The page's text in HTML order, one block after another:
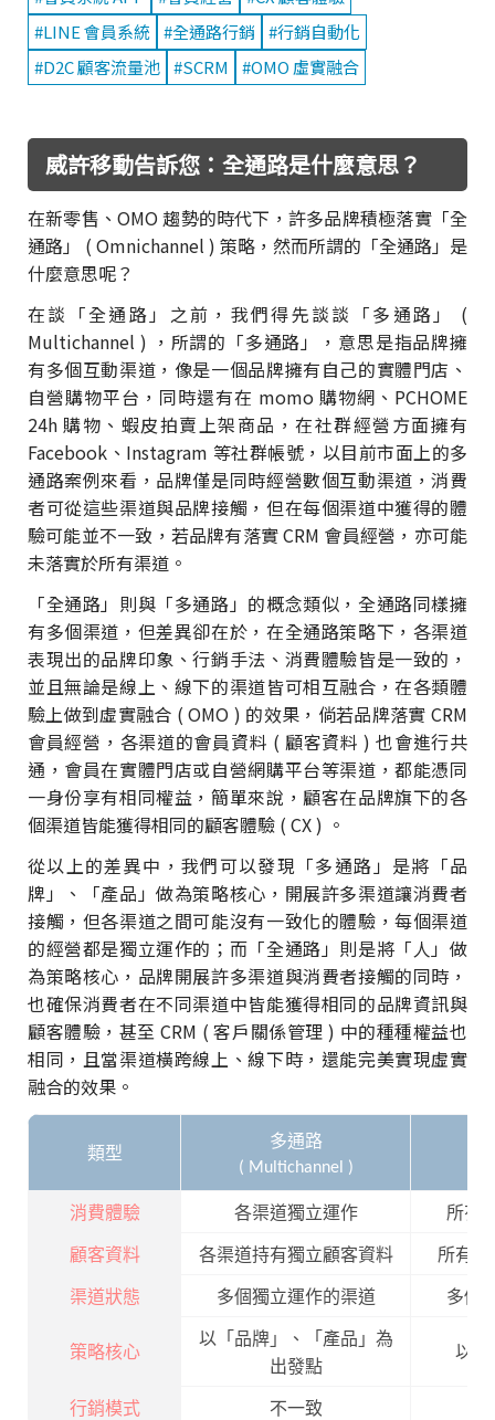
#LINE 會員系統 #全通路行銷
#行銷自動化
#D2C 顧客流量池 #SCRM #OMO 虛實融合
威許移動告訴您：全通路是什麼意思？
在新零售、OMO 趨勢的時代下，許多品牌積極落實「全
通路」 ( Omnichannel ) 策略，然而所謂的「全通路」是
什麼意思呢？
在談「全通路」之前，我們得先談談「多通路」 (
Multichannel ) ，所謂的「多通路」，意思是指品牌擁
有多個互動渠道，像是一個品牌擁有自己的實體門店、
自營購物平台，同時還有在 momo 購物網、PCHOME
24h 購物、蝦皮拍賣上架商品，在社群經營方面擁有
Facebook、Instagram 等社群帳號，以目前市面上的多
通路案例來看，品牌僅是同時經營數個互動渠道，消費
者可從這些渠道與品牌接觸，但在每個渠道中獲得的體
驗可能並不一致，若品牌有落實 CRM 會員經營，亦可能
未落實於所有渠道。
「全通路」則與「多通路」的概念類似，全通路同樣擁
有多個渠道，但差異卻在於，在全通路策略下，各渠道
表現出的品牌印象、行銷手法、消費體驗皆是一致的，
並且無論是線上、線下的渠道皆可相互融合，在各類體
驗上做到虛實融合 ( OMO ) 的效果，倘若品牌落實 CRM
會員經營，各渠道的會員資料 ( 顧客資料 ) 也會進行共
通，會員在實體門店或自營網購平台等渠道，都能憑同
一身份享有相同權益，簡單來說，顧客在品牌旗下的各
個渠道皆能獲得相同的顧客體驗 ( CX ) 。
從以上的差異中，我們可以發現「多通路」是將「品
牌」、「產品」做為策略核心，開展許多渠道讓消費者
接觸，但各渠道之間可能沒有一致化的體驗，每個渠道
的經營都是獨立運作的；而「全通路」則是將「人」做
為策略核心，品牌開展許多渠道與消費者接觸的同時，
也確保消費者在不同渠道中皆能獲得相同的品牌資訊與
顧客體驗，甚至 CRM ( 客戶關係管理 ) 中的種種權益也
相同，且當渠道橫跨線上、線下時，還能完美實現虛實
融合的效果。
類型
多通路
( Multichannel )
消費體驗 各渠道獨立運作 所有
顧客資料 各渠道持有獨立顧客資料 所有渠
渠道狀態 多個獨立運作的渠道 多個
策略核心
以「品牌」、「產品」為
出發點
以「
行銷模式 不一致